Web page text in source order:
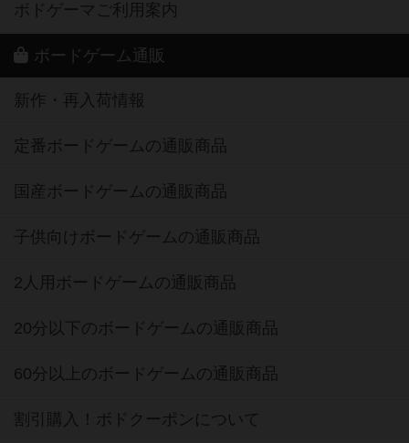
ボドゲーマご利用案内
ボードゲーム通販
新作・再入荷情報
定番ボードゲームの通販商品
国産ボードゲームの通販商品
子供向けボードゲームの通販商品
2人用ボードゲームの通販商品
20分以下のボードゲームの通販商品
60分以上のボードゲームの通販商品
割引購入！ボドクーポンについて